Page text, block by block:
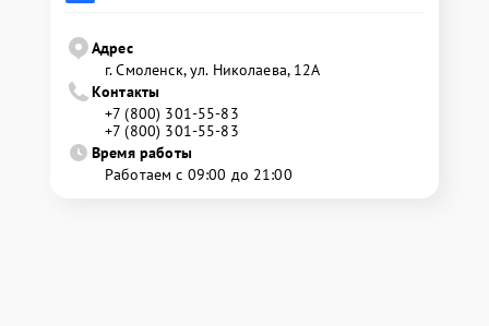
Адрес
г. Смоленск, ул. Николаева, 12А
Контакты
+7 (800) 301-55-83
+7 (800) 301-55-83
Время работы
Работаем с 09:00 до 21:00